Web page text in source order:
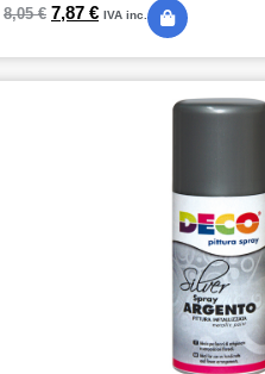
8,05€ 7,87 € IVA inc.